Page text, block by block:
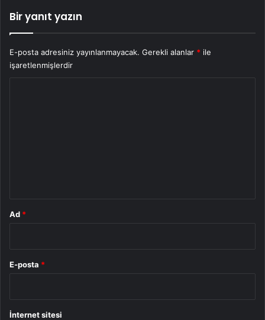
Bir yanıt yazın
E-posta adresiniz yayınlanmayacak. Gerekli alanlar * ile
işaretlenmişlerdir
Ad *
E-posta *
İnternet sitesi